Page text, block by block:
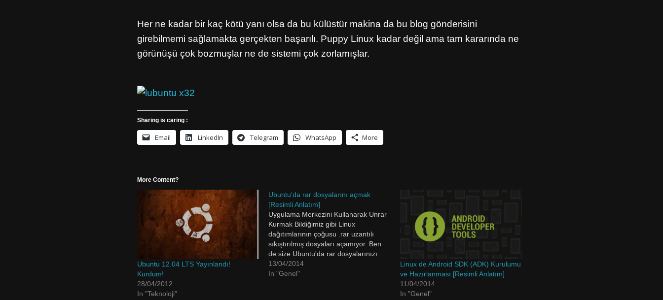
Her ne kadar bir kaç kötü yanı olsa da bu külüstür makina da bu blog gönderisini
girebilmemi sağlamakta gerçekten başarılı. Puppy Linux kadar değil ama tam kararında ne
görünüşü çok bozmuşlar ne de sistemi çok zorlamışlar.
Sharing is caring :
Email LinkedIn Telegram WhatsApp More
More Content?
Ubuntu 12.04 LTS Yayınlandı!
Kurdum!
28/04/2012
In "Teknoloji"
Ubuntu’da rar dosyalarını açmak
[Resimli Anlatım]
Uygulama Merkezini Kullanarak Unrar
Kurmak Bildiğimiz gibi Linux
dağıtımlarının çoğusu .rar uzantılı
sıkıştırılmış dosyaları açamıyor. Ben
de size Ubuntu'da rar dosyalarınızı
nasıl açabileceğinizi kısaca
anlatacağım. Ben Ubuntu ve Ubuntu
13/04/2014
In "Genel"
Linux de Android SDK (ADK) Kurulumu
ve Hazırlanması [Resimli Anlatım]
11/04/2014
In "Genel"